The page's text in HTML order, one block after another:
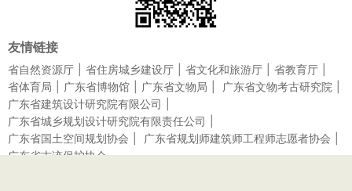
友情链接
省自然资源厅 省住房城乡建设厅 省文化和旅游厅
省教育厅
省体育局
广东省博物馆 广东省文物局
广东省文物考古研究院
广东省建筑设计研究院有限公司
广东省城乡规划设计研究院有限责任公司
广东省国土空间规划协会
广东省规划师建筑师工程师志愿者协会
广东省古迹保护协会